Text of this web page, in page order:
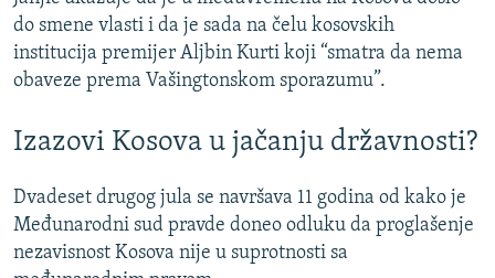
do smene vlasti i da je sada na čelu kosovskih
institucija premijer Aljbin Kurti koji “smatra da nema
obaveze prema Vašingtonskom sporazumu”.
Izazovi Kosova u jačanju državnosti?
Dvadeset drugog jula se navršava 11 godina od kako je
Međunarodni sud pravde doneo odluku da proglašenje
nezavisnost Kosova nije u suprotnosti sa